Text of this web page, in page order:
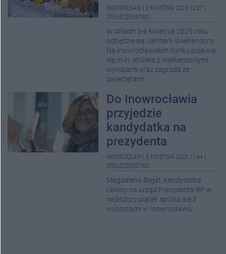
INOWROCŁAW 2 KWIETNIA 2025 12:37
SPOŁECZEŃSTWO
W dniach 3-6 kwietnia 2025 roku
odbędzie się Jarmark Wielkanocny.
Na inowrocławskim Rynku pojawią
się m.in. stoiska z wielkanocnymi
wyrobami oraz zagroda ze
zwierzętami.
Do Inowrocławia
przyjedzie
kandydatka na
prezydenta
INOWROCŁAW 2 KWIETNIA 2025 11:44
SPOŁECZEŃSTWO
Magdalena Biejat, kandydatka
Lewicy na urząd Prezydenta RP w
najbliższy piątek spotka się z
wyborcami w Inowrocławiu.